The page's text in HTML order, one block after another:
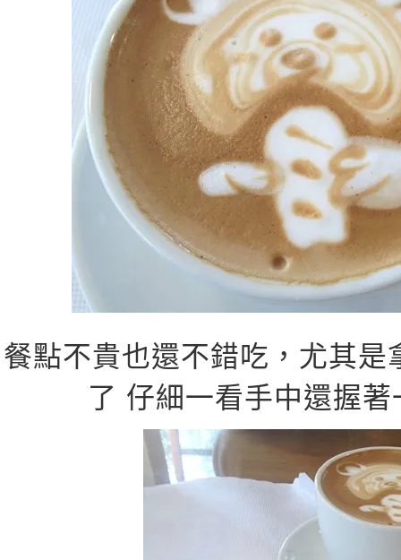
餐點不貴也還不錯吃，尤其
了 仔細一看手中還握